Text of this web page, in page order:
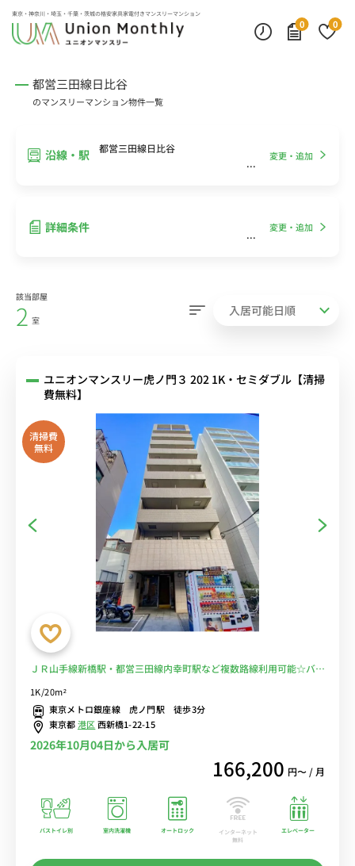
東京・神奈川・埼玉・千葉・茨城の格安家具家電付きマンスリーマンション
0
0
都営三田線日比谷
のマンスリーマンション物件一覧
沿線・駅 都営三田線日比谷
変更・追加
詳細条件 変更・追加
該当部屋
2 室
ユニオンマンスリー虎ノ門３ 202 1K・セミダブル【清掃
費無料】
清掃費
無料
ＪＲ山手線新橋駅・都営三田線内幸町駅など複数路線利用可能☆バス
レンタル中！
1K/20m²
東京メトロ銀座線 虎ノ門駅 徒歩3分
東京都港区西新橋1-22-15
2026年10月04日から入居可
166,200 円〜 / 月
バストイレ別 室内洗濯機 オートロック
インターネット
無料
エレベーター